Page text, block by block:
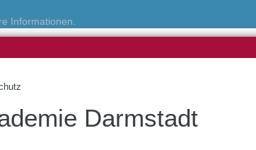
Informationen.
Darmstadt